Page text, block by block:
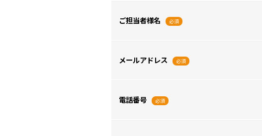
ご担当者様名 必須
メールアドレス 必須
電話番号 必須